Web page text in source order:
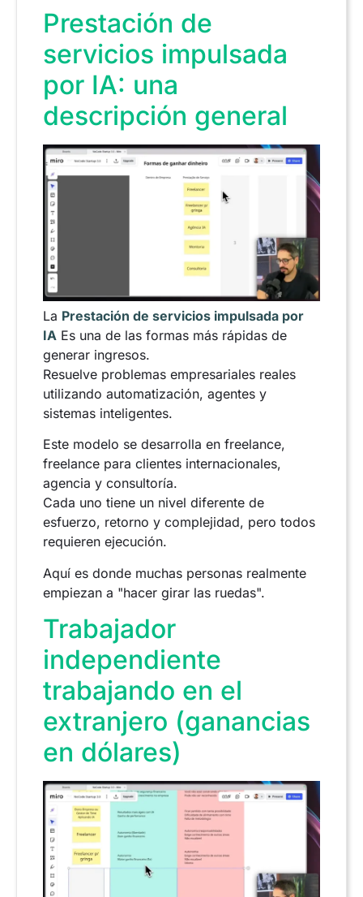
Prestación de
servicios impulsada
por IA: una
descripción general
La Prestación de servicios impulsada por
IA Es una de las formas más rápidas de
generar ingresos.
Resuelve problemas empresariales reales
utilizando automatización, agentes y
sistemas inteligentes.
Este modelo se desarrolla en freelance,
freelance para clientes internacionales,
agencia y consultoría.
Cada uno tiene un nivel diferente de
esfuerzo, retorno y complejidad, pero todos
requieren ejecución.
Aquí es donde muchas personas realmente
empiezan a "hacer girar las ruedas".
Trabajador
independiente
trabajando en el
extranjero (ganancias
en dólares)